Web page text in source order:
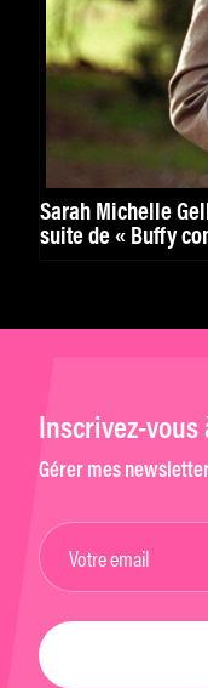
Sarah Michelle
suite de « Buffy
Inscrivez-
Gérer mes